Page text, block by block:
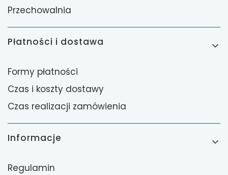
Przechowalnia
Płatności i dostawa
Formy płatności
Czas i koszty dostawy
Czas realizacji zamówienia
Informacje
Regulamin